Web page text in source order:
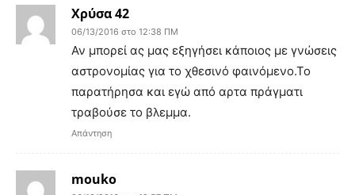
Χρύσα 42
06/13/2016 στο 12:38 ΠΜ
Αν μπορεί ας μας εξηγήσει κάποιος με γνώσεις
αστρονομίας για το χθεσινό φαινόμενο.Το
παρατήρησα και εγώ από αρτα πράγματι
τραβούσε το βλεμμα.
Απάντηση
mouko